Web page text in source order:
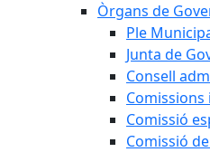
Òrgans de
Ple
Junta de
Consell
Comissió
Comissió